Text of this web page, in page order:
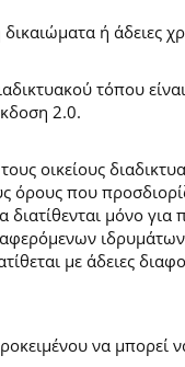
ή άδειες
τόπου
2.0.
οικείους
που
μόνο
με άδειες
να μπορεί